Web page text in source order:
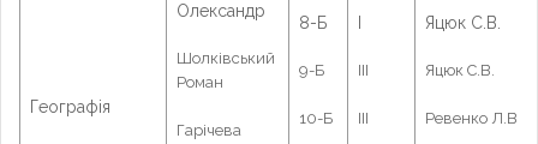
Географія
Олександр
Шолківський
Роман
Гарічева
8-Б
9-Б
10-Б
ІІІ
ІІІ
Яцюк С.В.
Яцюк С.В.
Ревенко Л.В.